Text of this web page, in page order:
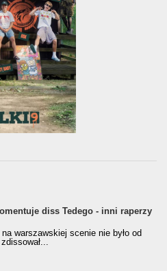
diss Tedego - inni raperzy
warszawskiej scenie nie było od